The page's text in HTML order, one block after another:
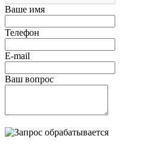
Ваше имя
Телефон
E-mail
Ваш вопрос